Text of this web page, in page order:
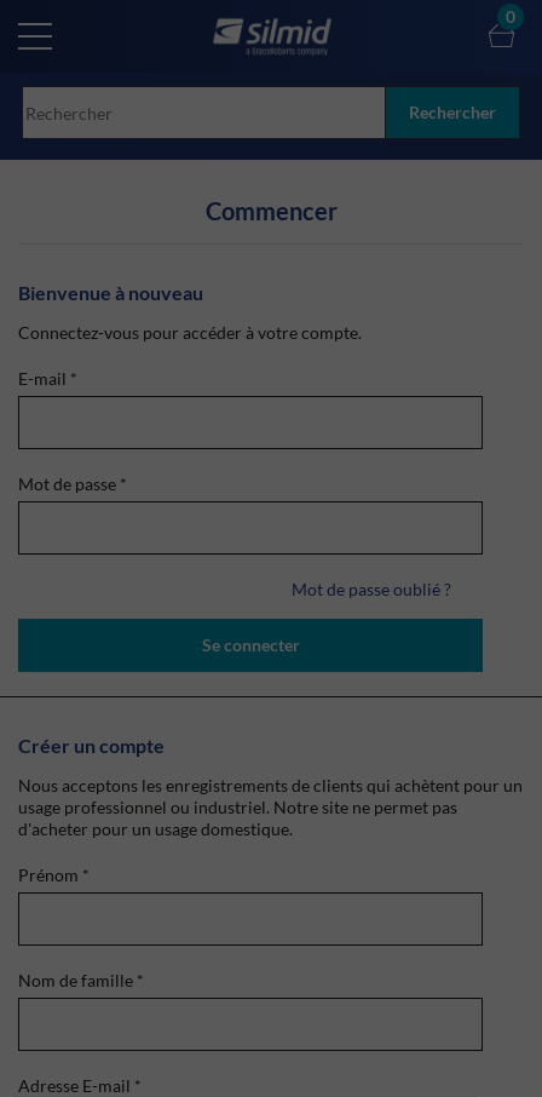
main
Rechercher
0
Commencer
Bienvenue à nouveau
Connectez-vous pour accéder à votre compte.
E-mail *
Mot de passe *
Mot de passe oublié ?
Se connecter
Créer un compte
Nous acceptons les enregistrements de clients qui achètent pour un
usage professionnel ou industriel. Notre site ne permet pas
d'acheter pour un usage domestique.
Prénom *
Nom de famille *
Adresse E-mail *